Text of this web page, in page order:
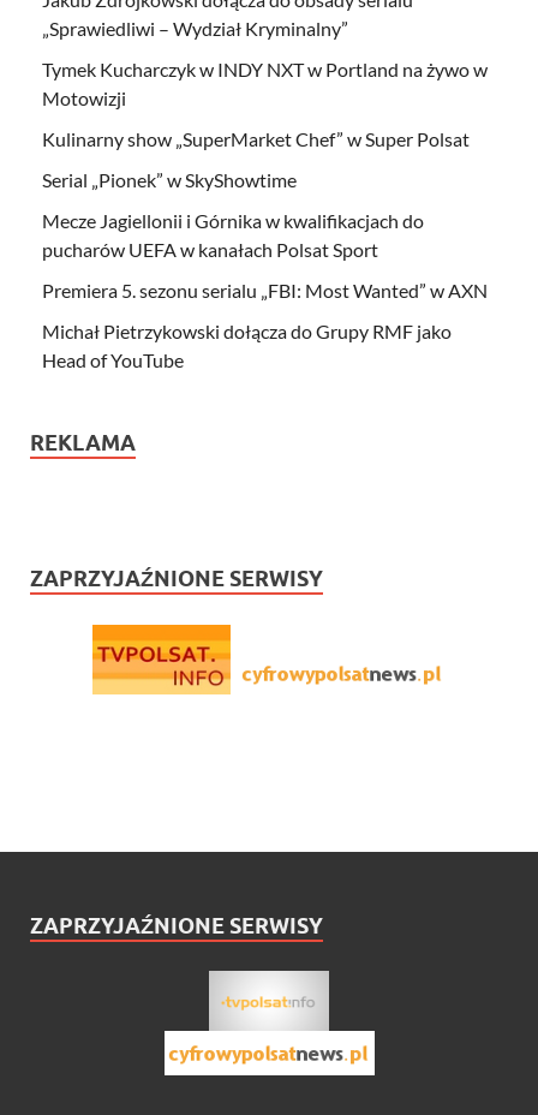
„Sprawiedliwi – Wydział Kryminalny”
Tymek Kucharczyk w INDY NXT w Portland na żywo w
Motowizji
Kulinarny show „SuperMarket Chef” w Super Polsat
Serial „Pionek” w SkyShowtime
Mecze Jagiellonii i Górnika w kwalifikacjach do
pucharów UEFA w kanałach Polsat Sport
Premiera 5. sezonu serialu „FBI: Most Wanted” w AXN
Michał Pietrzykowski dołącza do Grupy RMF jako
Head of YouTube
REKLAMA
ZAPRZYJAŹNIONE SERWISY
ZAPRZYJAŹNIONE SERWISY